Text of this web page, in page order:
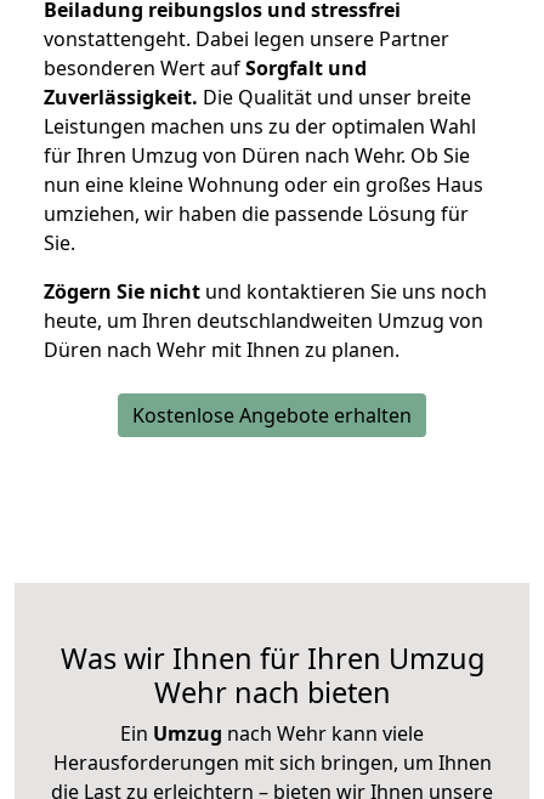
Beiladung reibungslos und stressfrei
vonstattengeht. Dabei legen unsere Partner
besonderen Wert aufSorgfalt und
Zuverlässigkeit. Die Qualität und unser breite
Leistungen machen uns zu der optimalen Wahl
für Ihren Umzug von Düren nach Wehr. Ob Sie
nun eine kleine Wohnung oder ein großes Haus
umziehen, wir haben die passende Lösung für
Sie.
Zögern Sie nicht und kontaktieren Sie uns noch
heute, um Ihren deutschlandweiten Umzug von
Düren nach Wehr mit Ihnen zu planen.
Kostenlose Angebote erhalten
Was wir Ihnen für Ihren Umzug
Wehr nach bieten
Ein Umzug nach Wehr kann viele
Herausforderungen mit sich bringen, um Ihnen
die Last zu erleichtern – bieten wir Ihnen unsere